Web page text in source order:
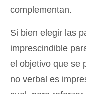
complementan.
Si bien elegir las
imprescindible
el objetivo que se
no verbal es